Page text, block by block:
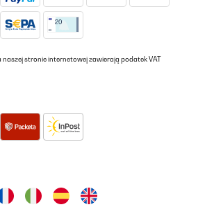
naszej stronie internetowej zawierają podatek VAT